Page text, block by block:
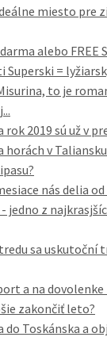
miesto pre
alebo FREE
Superski =
to je
rok 2019 sú už v
horách v
nás delia
jedno z
sa uskutoční
a na
zakončiť leto?
do Toskánska a